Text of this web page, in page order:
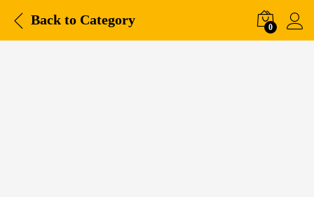
Back to Category 0